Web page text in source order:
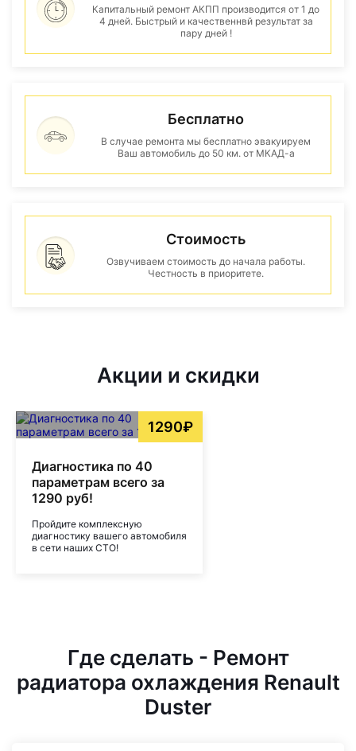
Капитальный ремонт АКПП производится от 1 до
4 дней. Быстрый и качественнвй результат за
пару дней !
Бесплатно
В случае ремонта мы бесплатно эвакуируем
Ваш автомобиль до 50 км. от МКАД-а
Стоимость
Озвучиваем стоимость до начала работы.
Честность в приоритете.
Акции и скидки
1290₽
Диагностика по 40
параметрам всего за
1290 руб!
Пройдите комплексную
диагностику вашего автомобиля
в сети наших СТО!
Где сделать - Ремонт
радиатора охлаждения Renault
Duster